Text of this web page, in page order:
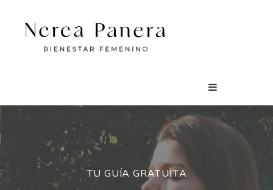
TU GUÍA GRATUITA